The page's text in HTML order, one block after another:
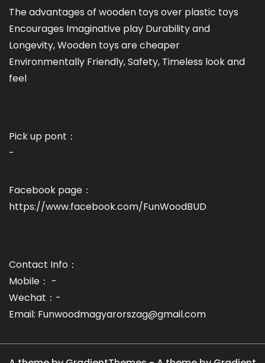
The advantages of wooden toys over plastic toys
Encourages Imaginative play Durability and
Longevity, Wooden toys are cheaper
Environmentally Friendly, Safety, Timeless look and
feel
Pick up pont：
-
Facebook page：
https://www.facebook.com/FunWoodBUD
Contact Info：
Mobile： -
Wechat：-
Email: Funwoodmagyarorszag@gmail.com